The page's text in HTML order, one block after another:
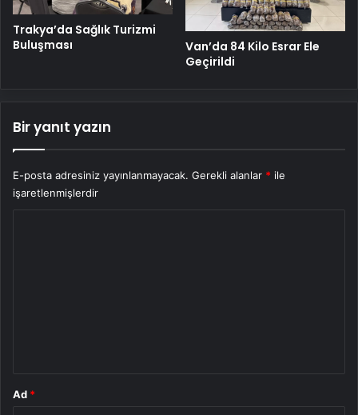
Trakya’da Sağlık Turizmi
Buluşması
Van’da 84 Kilo Esrar Ele
Geçirildi
Bir yanıt yazın
E-posta adresiniz yayınlanmayacak. Gerekli alanlar * ile
işaretlenmişlerdir
Ad *